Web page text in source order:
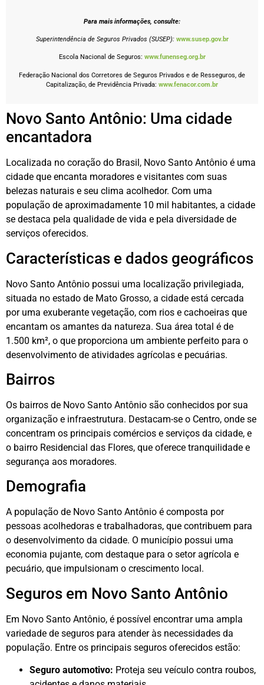
Para mais informações, consulte:
Superintendência de Seguros Privados (SUSEP): www.susep.gov.br
Escola Nacional de Seguros: www.funenseg.org.br
Federação Nacional dos Corretores de Seguros Privados e de Resseguros, de
Capitalização, de Previdência Privada: www.fenacor.com.br
Novo Santo Antônio: Uma cidade
encantadora
Localizada no coração do Brasil, Novo Santo Antônio é uma
cidade que encanta moradores e visitantes com suas
belezas naturais e seu clima acolhedor. Com uma
população de aproximadamente 10 mil habitantes, a cidade
se destaca pela qualidade de vida e pela diversidade de
serviços oferecidos.
Características e dados geográficos
Novo Santo Antônio possui uma localização privilegiada,
situada no estado de Mato Grosso, a cidade está cercada
por uma exuberante vegetação, com rios e cachoeiras que
encantam os amantes da natureza. Sua área total é de
1.500 km², o que proporciona um ambiente perfeito para o
desenvolvimento de atividades agrícolas e pecuárias.
Bairros
Os bairros de Novo Santo Antônio são conhecidos por sua
organização e infraestrutura. Destacam-se o Centro, onde se
concentram os principais comércios e serviços da cidade, e
o bairro Residencial das Flores, que oferece tranquilidade e
segurança aos moradores.
Demografia
A população de Novo Santo Antônio é composta por
pessoas acolhedoras e trabalhadoras, que contribuem para
o desenvolvimento da cidade. O município possui uma
economia pujante, com destaque para o setor agrícola e
pecuário, que impulsionam o crescimento local.
Seguros em Novo Santo Antônio
Em Novo Santo Antônio, é possível encontrar uma ampla
variedade de seguros para atender às necessidades da
população. Entre os principais seguros oferecidos estão:
Seguro automotivo: Proteja seu veículo contra roubos,